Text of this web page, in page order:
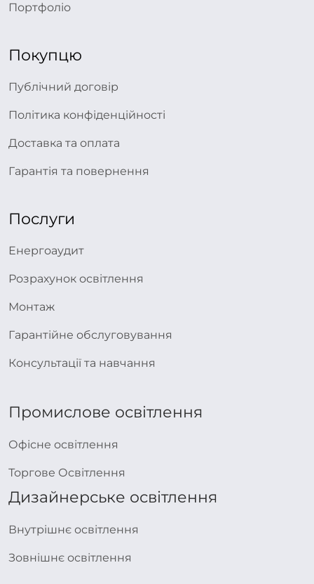
Портфоліо
Покупцю
Публічний договір
Політика конфіденційності
Доставка та оплата
Гарантія та повернення
Послуги
Енергоаудит
Розрахунок освітлення
Монтаж
Гарантійне обслуговування
Консультації та навчання
Промислове освітлення
Офісне освітлення
Торгове Освітлення
Дизайнерське освітлення
Внутрішнє освітлення
Зовнішнє освітлення